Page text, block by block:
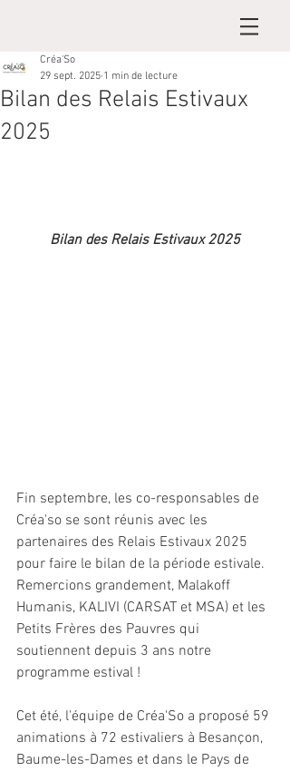
Bilan des Relais Estivaux
2025
Créa'So
29 sept. 2025 1 min de lecture
Bilan des Relais Estivaux 2025
Fin septembre, les co-responsables de
Créa'so se sont réunis avec les
partenaires des Relais Estivaux 2025
pour faire le bilan de la période estivale.
Remercions grandement, Malakoff
Humanis, KALIVI (CARSAT et MSA) et les
Petits Frères des Pauvres qui
soutiennent depuis 3 ans notre
programme estival !
Cet été, l'équipe de Créa'So a proposé 59
animations à 72 estivaliers à Besançon,
Baume-les-Dames et dans le Pays de